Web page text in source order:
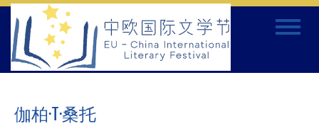
Skip
content
Toggle
伽柏·T·桑托